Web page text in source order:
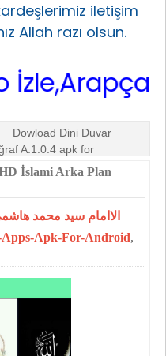
iletişim
Allah razı olsun.
Dowload Dini Duvar
A.1.0.4 apk for
İslami Arka Plan
Apk-For-Android,